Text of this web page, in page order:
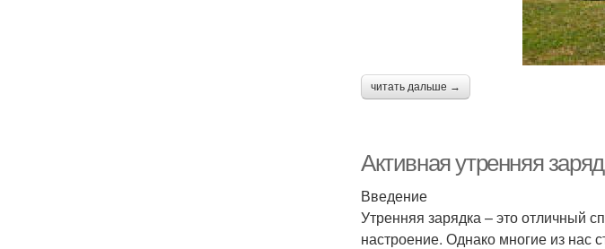
читать дальше →
Активная утренняя
Введение
Утренняя зарядка – это отличный
настроение. Однако многие из нас